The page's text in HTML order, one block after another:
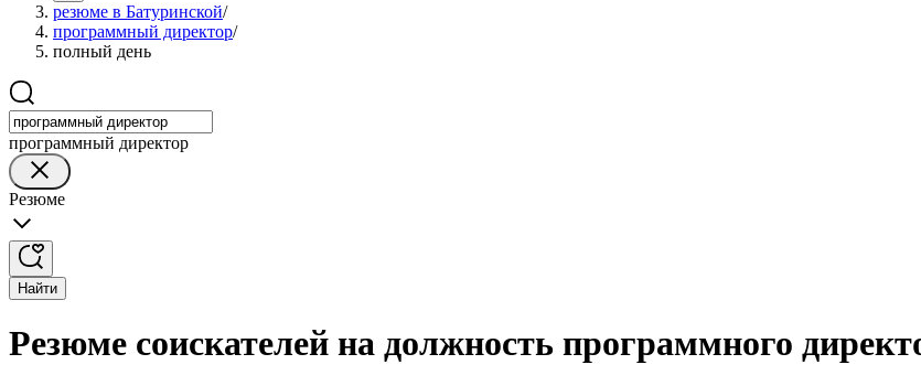
резюме в Батуринской/
программный директор/
полный день
программный директор
Резюме
Найти
Резюме соискателей на должность программного